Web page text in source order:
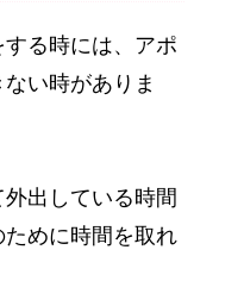
る時には、アポ
い時がありま
出している時間
めに時間を取れ